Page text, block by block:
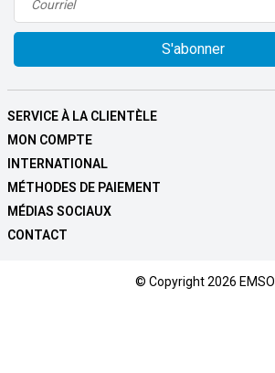
S'abonner
SERVICE À LA CLIENTÈLE
MON COMPTE
INTERNATIONAL
MÉTHODES DE PAIEMENT
MÉDIAS SOCIAUX
CONTACT
© Copyright 2026 EMSO